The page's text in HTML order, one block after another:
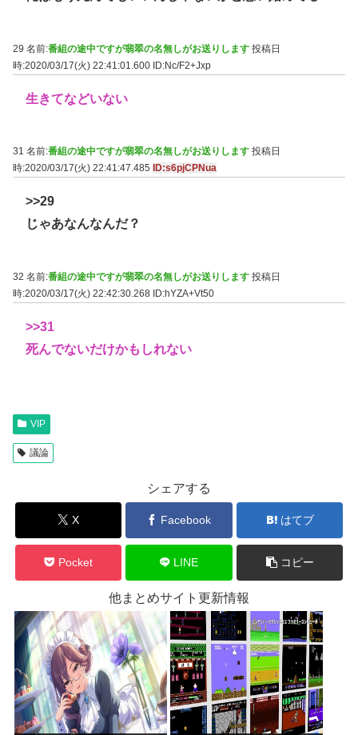
29 名前:番組の途中ですが翡翠の名無しがお送りします 投稿日
時:2020/03/17(火) 22:41:01.600 ID:Nc/F2+Jxp
生きてなどいない
31 名前:番組の途中ですが翡翠の名無しがお送りします 投稿日
時:2020/03/17(火) 22:41:47.485
ID:s6pjCPNua
>>29
じゃあなんなんだ？
32 名前:番組の途中ですが翡翠の名無しがお送りします 投稿日
時:2020/03/17(火) 22:42:30.268 ID:hYZA+Vt50
>>31
死んでないだけかもしれない
VIP
議論
シェアする
X Facebook はてブ
Pocket LINE コピー
他まとめサイト更新情報